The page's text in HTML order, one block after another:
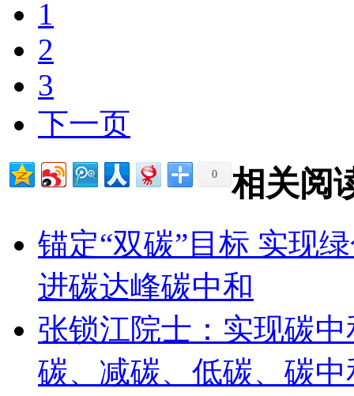
1
2
3
下一页
0 相关阅
锚定“双碳”目标 实现
进碳达峰碳中和
张锁江院士：实现碳
碳、减碳、低碳、碳中